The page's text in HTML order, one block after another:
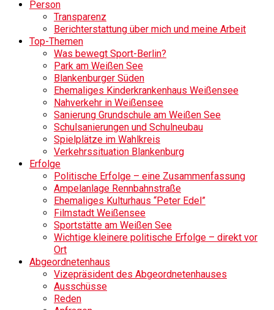
Person
Transparenz
Berichterstattung über mich und meine Arbeit
Top-Themen
Was bewegt Sport-Berlin?
Park am Weißen See
Blankenburger Süden
Ehemaliges Kinderkrankenhaus Weißensee
Nahverkehr in Weißensee
Sanierung Grundschule am Weißen See
Schulsanierungen und Schulneubau
Spielplätze im Wahlkreis
Verkehrssituation Blankenburg
Erfolge
Politische Erfolge – eine Zusammenfassung
Ampelanlage Rennbahnstraße
Ehemaliges Kulturhaus “Peter Edel”
Filmstadt Weißensee
Sportstätte am Weißen See
Wichtige kleinere politische Erfolge – direkt vor
Ort
Abgeordnetenhaus
Vizepräsident des Abgeordnetenhauses
Ausschüsse
Reden